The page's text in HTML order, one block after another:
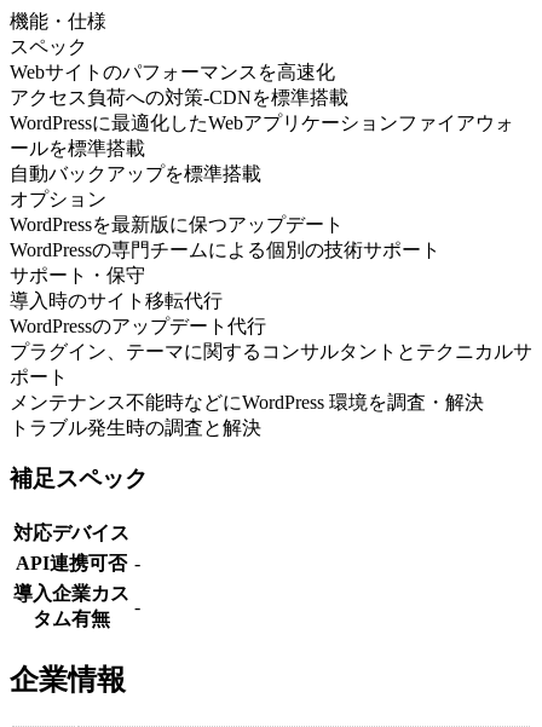
機能・仕様
スペック
Webサイトのパフォーマンスを高速化
アクセス負荷への対策-CDNを標準搭載
WordPressに最適化したWebアプリケーションファイアウォ
ールを標準搭載
自動バックアップを標準搭載
オプション
WordPressを最新版に保つアップデート
WordPressの専門チームによる個別の技術サポート
サポート・保守
導入時のサイト移転代行
WordPressのアップデート代行
プラグイン、テーマに関するコンサルタントとテクニカルサ
ポート
メンテナンス不能時などにWordPress 環境を調査・解決
トラブル発生時の調査と解決
補足スペック
対応デバイス
API連携可否 -
導入企業カス
タム有無
-
企業情報